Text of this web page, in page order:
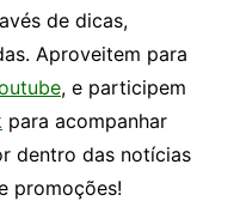
de dicas,
Aproveitem para
, e participem
para acompanhar
dentro das notícias
promoções!